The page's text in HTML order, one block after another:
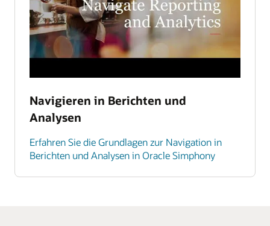
Navigieren in Berichten und
Analysen
Erfahren Sie die Grundlagen zur Navigation in
Berichten und Analysen in Oracle Simphony